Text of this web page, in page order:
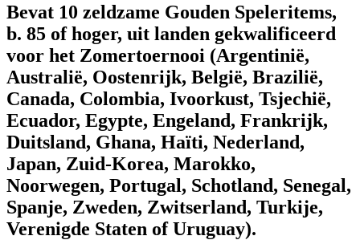
Bevat 10 zeldzame Gouden Speleritems,
b. 85 of hoger, uit landen gekwalificeerd
voor het Zomertoernooi (Argentinië,
Australië, Oostenrijk, België, Brazilië,
Canada, Colombia, Ivoorkust, Tsjechië,
Ecuador, Egypte, Engeland, Frankrijk,
Duitsland, Ghana, Haïti, Nederland,
Japan, Zuid-Korea, Marokko,
Noorwegen, Portugal, Schotland, Senegal,
Spanje, Zweden, Zwitserland, Turkije,
Verenigde Staten of Uruguay).